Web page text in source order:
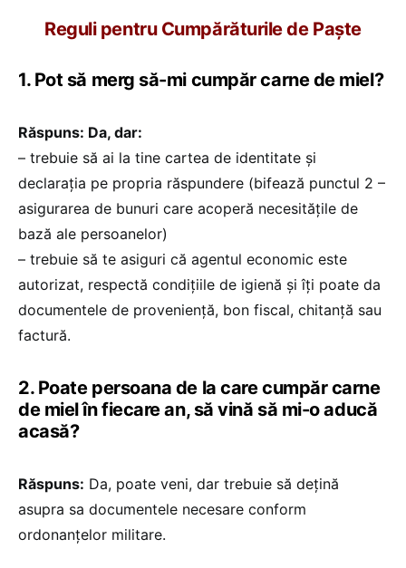
Reguli pentru Cumpărăturile de Paște
1. Pot să merg să-mi cumpăr carne de miel?
Răspuns: Da, dar:
– trebuie să ai la tine cartea de identitate și
declarația pe propria răspundere (bifează punctul 2 –
asigurarea de bunuri care acoperă necesitățile de
bază ale persoanelor)
– trebuie să te asiguri că agentul economic este
autorizat, respectă condițiile de igienă și îți poate da
documentele de proveniență, bon fiscal, chitanță sau
factură.
2. Poate persoana de la care cumpăr carne
de miel în fiecare an, să vină să mi-o aducă
acasă?
Răspuns: Da, poate veni, dar trebuie să dețină
asupra sa documentele necesare conform
ordonanțelor militare.